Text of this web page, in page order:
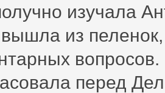
изучала
из
перед